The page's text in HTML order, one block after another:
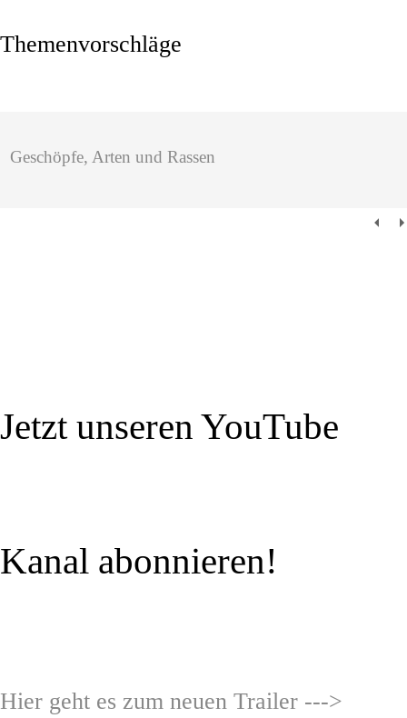
Themenvorschläge
Geschöpfe, Arten und Rassen
Jetzt unseren YouTube
Kanal abonnieren!
Hier geht es zum neuen Trailer --->